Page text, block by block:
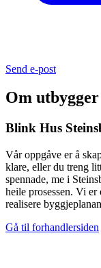
Send e-post
Om utbygger
Blink Hus
Vår oppgåve er å
klare, eller du treng
spennade, me i
heile prosessen. Vi
realisere
Gå til forhandlersiden